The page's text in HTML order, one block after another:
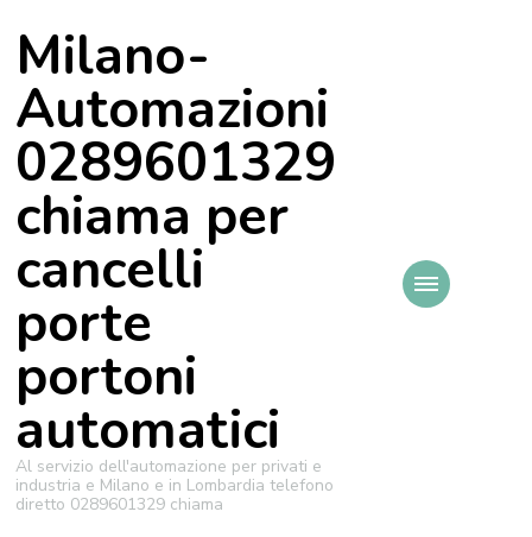
Milano-
Automazioni
0289601329
chiama per
cancelli
porte
portoni
automatici
Al servizio dell'automazione per privati e
industria e Milano e in Lombardia telefono
diretto 0289601329 chiama